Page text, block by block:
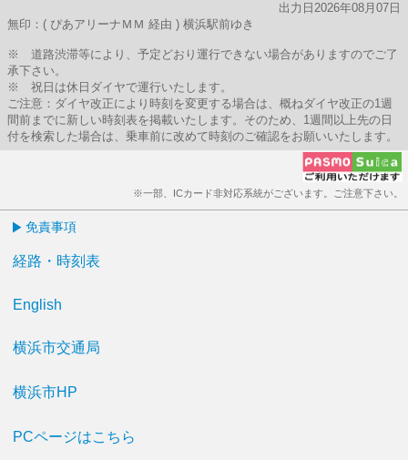
出力日2026年08月07日
無印：( ぴあアリーナＭＭ 経由 ) 横浜駅前ゆき
※ 道路渋滞等により、予定どおり運行できない場合がありますのでご了
承下さい。
※ 祝日は休日ダイヤで運行いたします。
ご注意：ダイヤ改正により時刻を変更する場合は、概ねダイヤ改正の1週
間前までに新しい時刻表を掲載いたします。そのため、1週間以上先の日
付を検索した場合は、乗車前に改めて時刻のご確認をお願いいたします。
※一部、ICカード非対応系統がございます。ご注意下さい。
免責事項
経路・時刻表
English
横浜市交通局
横浜市HP
PCページはこちら